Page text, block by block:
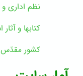
نظم اداری
کتابها و
کشور مقدّس